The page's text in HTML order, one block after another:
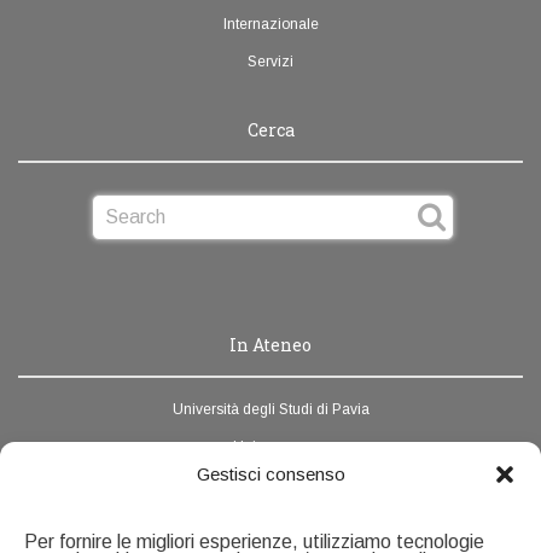
Gestisci consenso
Per fornire le migliori esperienze, utilizziamo tecnologie
Internazionale
Servizi
Cerca
In Ateneo
Università degli Studi di Pavia
Unipv.news
Webmail